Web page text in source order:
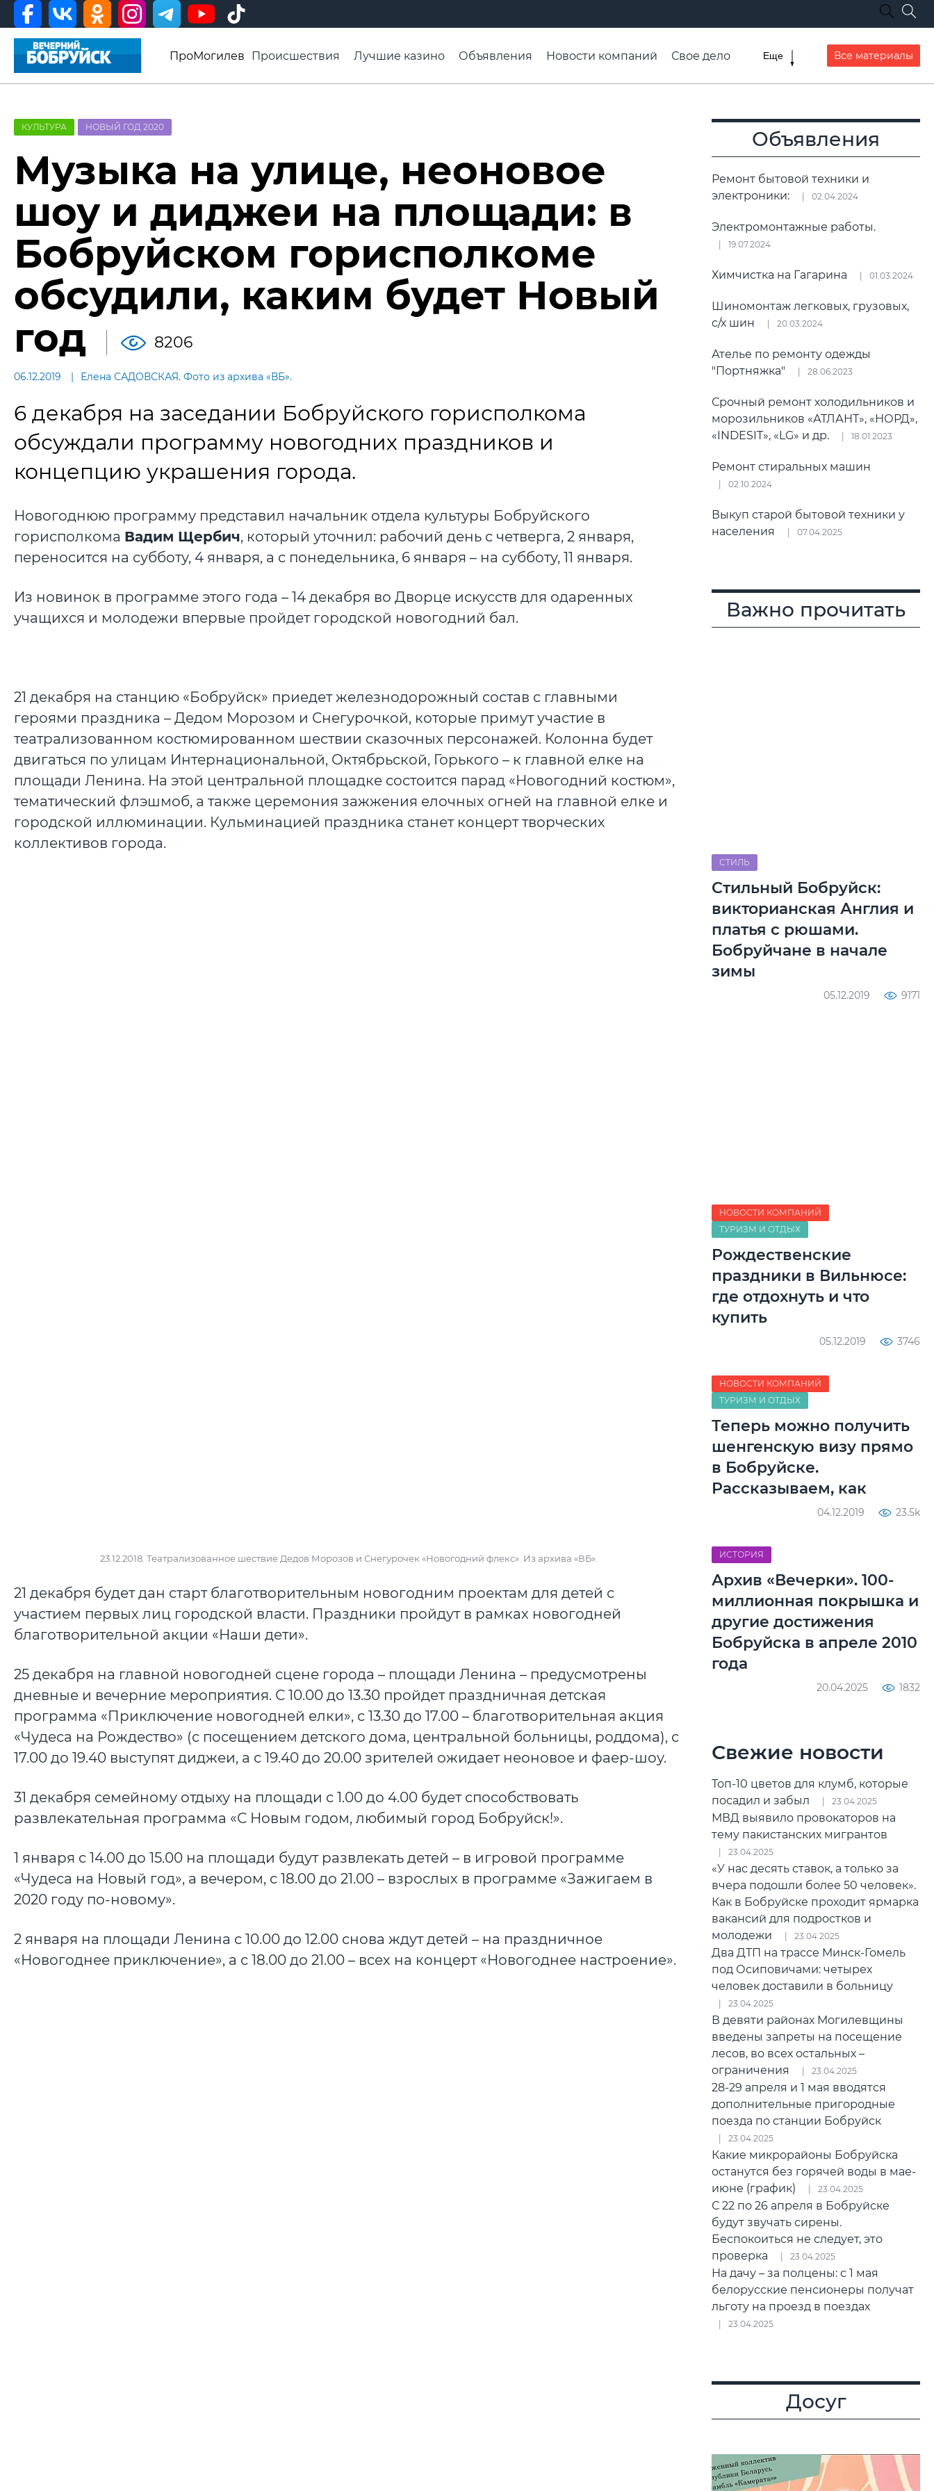
ПроМогилев Происшествия Лучшие казино Объявления Новости компаний
Свое дело
Видео ВБ
Еще Все материалы
КУЛЬТУРА НОВЫЙ ГОД 2020
Музыка на улице, неоновое
шоу и диджеи на площади: в
Бобруйском горисполкоме
обсудили, каким будет Новый
год
8206
06.12.2019 Елена САДОВСКАЯ. Фото из архива «ВБ».
6 декабря на заседании Бобруйского горисполкома
обсуждали программу новогодних праздников и
концепцию украшения города.
Новогоднюю программу представил начальник отдела культуры Бобруйского
горисполкома Вадим Щербич, который уточнил: рабочий день с четверга, 2 января,
переносится на субботу, 4 января, а с понедельника, 6 января – на субботу, 11 января.
Из новинок в программе этого года – 14 декабря во Дворце искусств для одаренных
учащихся и молодежи впервые пройдет городской новогодний бал.
21 декабря на станцию «Бобруйск» приедет железнодорожный состав с главными
героями праздника – Дедом Морозом и Снегурочкой, которые примут участие в
театрализованном костюмированном шествии сказочных персонажей. Колонна будет
двигаться по улицам Интернациональной, Октябрьской, Горького – к главной елке на
площади Ленина. На этой центральной площадке состоится парад «Новогодний костюм»,
тематический флэшмоб, а также церемония зажжения елочных огней на главной елке и
городской иллюминации. Кульминацией праздника станет концерт творческих
коллективов города.
23.12.2018. Театрализованное шествие Дедов Морозов и Снегурочек «Новогодний флекс». Из архива «ВБ».
21 декабря будет дан старт благотворительным новогодним проектам для детей с
участием первых лиц городской власти. Праздники пройдут в рамках новогодней
благотворительной акции «Наши дети».
25 декабря на главной новогодней сцене города – площади Ленина – предусмотрены
дневные и вечерние мероприятия. С 10.00 до 13.30 пройдет праздничная детская
программа «Приключение новогодней елки», с 13.30 до 17.00 – благотворительная акция
«Чудеса на Рождество» (с посещением детского дома, центральной больницы, роддома), с
17.00 до 19.40 выступят диджеи, а с 19.40 до 20.00 зрителей ожидает неоновое и фаер-шоу.
31 декабря семейному отдыху на площади с 1.00 до 4.00 будет способствовать
развлекательная программа «С Новым годом, любимый город Бобруйск!».
1 января с 14.00 до 15.00 на площади будут развлекать детей – в игровой программе
«Чудеса на Новый год», а вечером, с 18.00 до 21.00 – взрослых в программе «Зажигаем в
2020 году по-новому».
2 января на площади Ленина с 10.00 до 12.00 снова ждут детей – на праздничное
«Новогоднее приключение», а с 18.00 до 21.00 – всех на концерт «Новогоднее настроение».
Объявления
Ремонт бытовой техники и
электроники:
02.04.2024
Электромонтажные работы.
19.07.2024
Химчистка на Гагарина 01.03.2024
Шиномонтаж легковых, грузовых,
с/х шин
20.03.2024
Ателье по ремонту одежды
"Портняжка"
28.06.2023
Срочный ремонт холодильников и
морозильников «АТЛАНТ», «НОРД»,
«INDESIT», «LG» и др.
18.01.2023
Ремонт стиральных машин
02.10.2024
Выкуп старой бытовой техники у
населения
07.04.2025
Важно прочитать
СТИЛЬ
Стильный Бобруйск:
викторианская Англия и
платья с рюшами.
Бобруйчане в начале
зимы
05.12.2019 9171
НОВОСТИ КОМПАНИЙ
ТУРИЗМ И ОТДЫХ
Рождественские
праздники в Вильнюсе:
где отдохнуть и что
купить
05.12.2019 3746
НОВОСТИ КОМПАНИЙ
ТУРИЗМ И ОТДЫХ
Теперь можно получить
шенгенскую визу прямо
в Бобруйске.
Рассказываем, как
04.12.2019 23.5k
ИСТОРИЯ
Архив «Вечерки». 100-
миллионная покрышка и
другие достижения
Бобруйска в апреле 2010
года
20.04.2025 1832
Свежие новости
Топ-10 цветов для клумб, которые
посадил и забыл
23.04.2025
МВД выявило провокаторов на
тему пакистанских мигрантов
23.04.2025
«У нас десять ставок, а только за
вчера подошли более 50 человек».
Как в Бобруйске проходит ярмарка
вакансий для подростков и
молодежи
23.04.2025
Два ДТП на трассе Минск-Гомель
под Осиповичами: четырех
человек доставили в больницу
23.04.2025
В девяти районах Могилевщины
введены запреты на посещение
лесов, во всех остальных –
ограничения
23.04.2025
28-29 апреля и 1 мая вводятся
дополнительные пригородные
поезда по станции Бобруйск
23.04.2025
Какие микрорайоны Бобруйска
останутся без горячей воды в мае-
июне (график)
23.04.2025
С 22 по 26 апреля в Бобруйске
будут звучать сирены.
Беспокоиться не следует, это
проверка
23.04.2025
На дачу – за полцены: с 1 мая
белорусские пенсионеры получат
льготу на проезд в поездах
23.04.2025
Досуг